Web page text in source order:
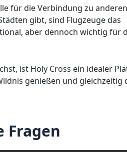
für die Verbindung zu
gibt, sind Flugzeuge das
aber dennoch wichtig für
ist Holy Cross ein idealer
genießen und gleichzeitig
Fragen